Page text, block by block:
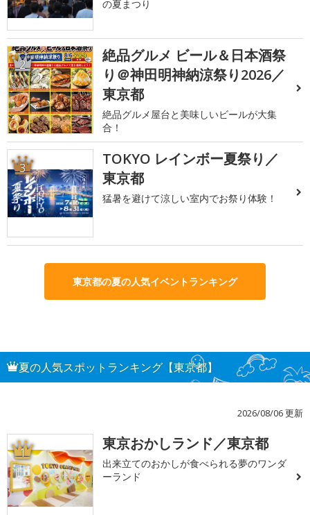
の夏まつり
2
絶品グルメ ビール＆日本酒祭
り＠神田明神納涼祭り2026／
東京都
絶品グルメ屋台と美味しいビールが大集
合！
3
TOKYO レインボー夏祭り／
東京都
猛暑を避けて涼しい室内でお祭り体験！
東京都の夏の人気イベントランキング
夏の人気スポットランキング【東京都】
2026/08/06 更新
1 東京おかしランド／東京都
出来立てのおかしが食べられる夢のワンダ
ーランド